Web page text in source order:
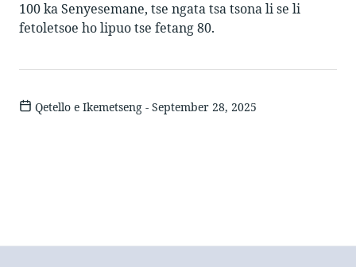
100 ka Senyesemane, tse ngata tsa tsona li se li
fetoletsoe ho lipuo tse fetang 80.
Qetello e Ikemetseng - September 28, 2025